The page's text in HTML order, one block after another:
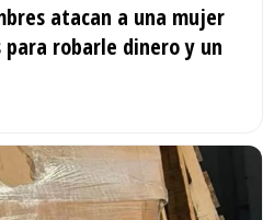
atacan a una mujer
para robarle dinero y un